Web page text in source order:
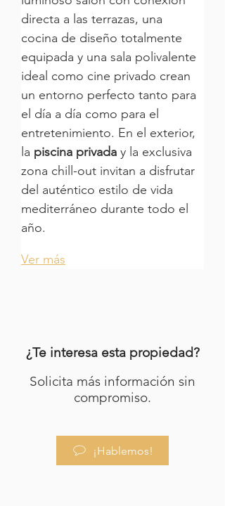
directa a las terrazas, una
cocina de diseño totalmente
equipada y una sala polivalente
ideal como cine privado crean
un entorno perfecto tanto para
el día a día como para el
entretenimiento. En el exterior,
la piscina privada y la exclusiva
zona chill-out invitan a disfrutar
del auténtico estilo de vida
mediterráneo durante todo el
año.
Ver más
¿Te interesa esta propiedad?
Solicita más información sin
compromiso.
¡Hablemos!